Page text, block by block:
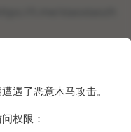
遇了恶意木马攻击。
权限：